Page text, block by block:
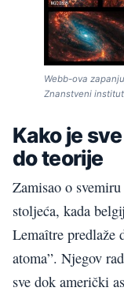
Webb-ova
Znanstveni
Kako je
do teorije
Zamisao o
stoljeća, kada
Lemaître predlaže
atoma”. Njegov
sve dok američki